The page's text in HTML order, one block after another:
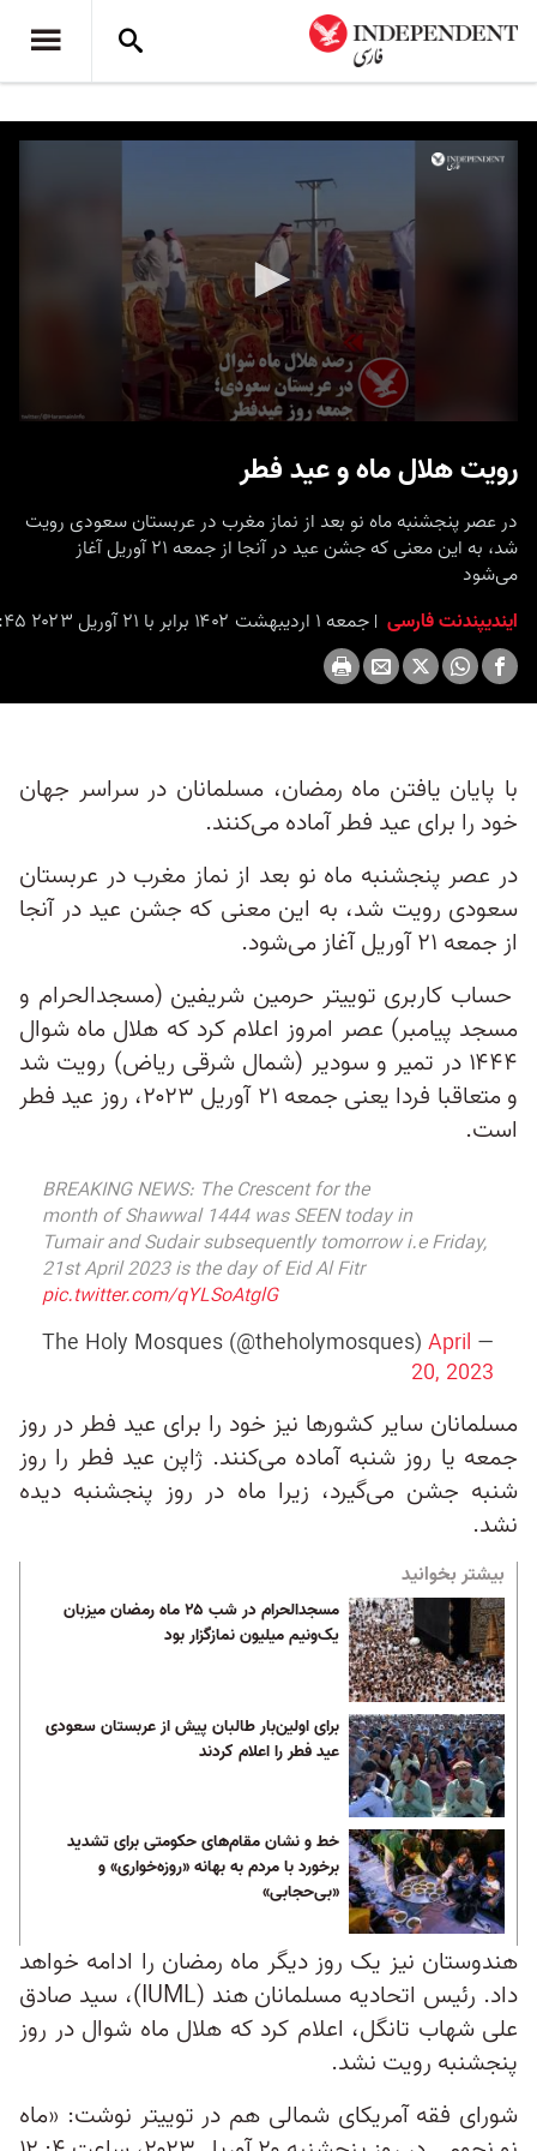
رویت هلال ماه و عید فطر
در عصر پنجشنبه ماه نو بعد از نماز مغرب در عربستان سعودی رویت
شد، به این معنی که جشن عید در آنجا از جمعه ۲۱ آوریل آغاز
می‌شود
ایندیپندنت فارسی جمعه ۱ اردیبهشت ۱۴۰۲ برابر با ۲۱ آوریل ۲۰۲۳ ۰:۴۵
با پایان یافتن ماه رمضان، مسلمانان در سراسر جهان
خود را برای عید فطر آماده می‌کنند.
در عصر پنجشنبه ماه نو بعد از نماز مغرب در عربستان
سعودی رویت شد، به این معنی که جشن عید در آنجا
از جمعه ۲۱ آوریل آغاز می‌شود.
حساب کاربری توییتر حرمین شریفین (مسجدالحرام و
مسجد پیامبر) عصر امروز اعلام کرد که هلال ماه شوال
۱۴۴۴ در تمیر و سودیر (شمال شرقی ریاض) رویت شد
و متعاقبا فردا یعنی جمعه ۲۱ آوریل ۲۰۲۳، روز عید فطر
است.
BREAKING NEWS: The Crescent for the
month of Shawwal 1444 was SEEN today in
Tumair and Sudair subsequently tomorrow i.e Friday,
21st April 2023 is the day of Eid Al Fitr
pic.twitter.com/qYLSoAtglG
— The Holy Mosques (@theholymosques)
April
20, 2023
مسلمانان سایر کشورها نیز خود را برای عید فطر در روز
جمعه یا روز شنبه آماده می‌کنند. ژاپن عید فطر را روز
شنبه جشن می‌گیرد، زیرا ماه در روز پنجشنبه دیده
نشد.
بیشتر بخوانید
مسجدالحرام در شب ۲۵ ماه رمضان میزبان
یک‌ونیم میلیون نمازگزار بود
برای اولین‌بار طالبان پیش از عربستان سعودی
عید فطر را اعلام کردند
خط و نشان مقام‌های حکومتی برای تشدید
برخورد با مردم به بهانه «روزه‌خواری» و
«بی‌حجابی»
هندوستان نیز یک روز دیگر ماه رمضان را ادامه خواهد
داد. رئیس اتحادیه مسلمانان هند (IUML)، سید صادق
علی شهاب تانگل، اعلام کرد که هلال ماه شوال در روز
پنجشنبه رویت نشد.
شورای فقه آمریکای شمالی هم در توییتر نوشت: «ماه